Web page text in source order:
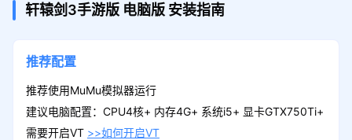
轩辕剑3手游版 电脑版 安装指南
推荐配置
推荐使用MuMu模拟器运行
建议电脑配置：CPU4核+ 内存4G+ 系统i5+ 显卡GTX750Ti+
需要开启VT >>如何开启VT